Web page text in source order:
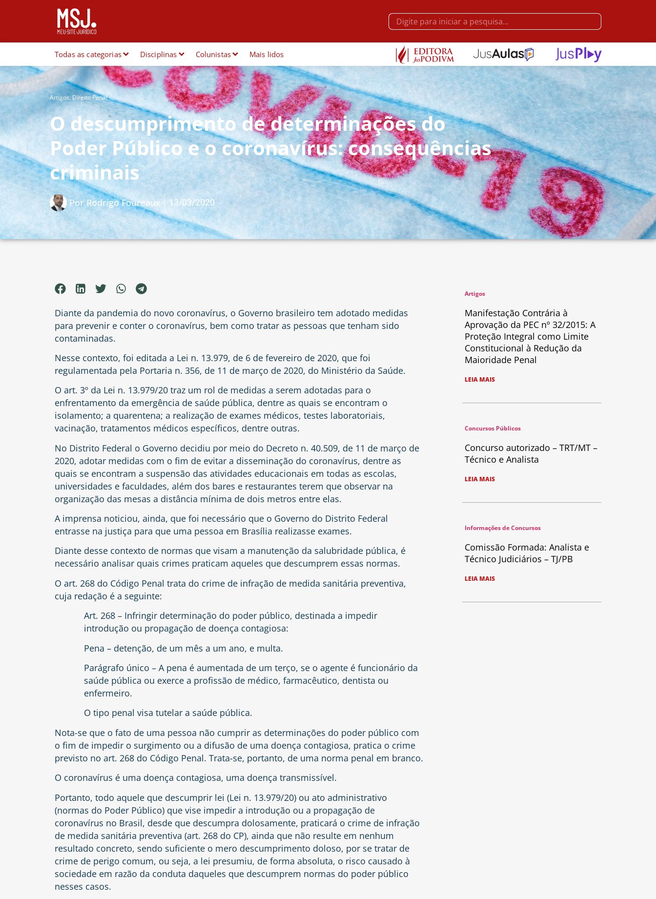
Todas as categorias Disciplinas Colunistas Mais lidos
Artigos,Direito Penal
O descumprimento de determinações do
Poder Público e o coronavírus: consequências
criminais
PorRodrigo Foureaux 13/03/2020
Diante da pandemia do novo coronavírus, o Governo brasileiro tem adotado medidas
para prevenir e conter o coronavírus, bem como tratar as pessoas que tenham sido
contaminadas.
Nesse contexto, foi editada a Lei n. 13.979, de 6 de fevereiro de 2020, que foi
regulamentada pela Portaria n. 356, de 11 de março de 2020, do Ministério da Saúde.
O art. 3º da Lei n. 13.979/20 traz um rol de medidas a serem adotadas para o
enfrentamento da emergência de saúde pública, dentre as quais se encontram o
isolamento; a quarentena; a realização de exames médicos, testes laboratoriais,
vacinação, tratamentos médicos específicos, dentre outras.
No Distrito Federal o Governo decidiu por meio do Decreto n. 40.509, de 11 de março de
2020, adotar medidas com o fim de evitar a disseminação do coronavírus, dentre as
quais se encontram a suspensão das atividades educacionais em todas as escolas,
universidades e faculdades, além dos bares e restaurantes terem que observar na
organização das mesas a distância mínima de dois metros entre elas.
A imprensa noticiou, ainda, que foi necessário que o Governo do Distrito Federal
entrasse na justiça para que uma pessoa em Brasília realizasse exames.
Diante desse contexto de normas que visam a manutenção da salubridade pública, é
necessário analisar quais crimes praticam aqueles que descumprem essas normas.
O art. 268 do Código Penal trata do crime de infração de medida sanitária preventiva,
cuja redação é a seguinte:
Art. 268 – Infringir determinação do poder público, destinada a impedir
introdução ou propagação de doença contagiosa:
Pena – detenção, de um mês a um ano, e multa.
Parágrafo único – A pena é aumentada de um terço, se o agente é funcionário da
saúde pública ou exerce a profissão de médico, farmacêutico, dentista ou
enfermeiro.
O tipo penal visa tutelar a saúde pública.
Nota-se que o fato de uma pessoa não cumprir as determinações do poder público com
o fim de impedir o surgimento ou a difusão de uma doença contagiosa, pratica o crime
previsto no art. 268 do Código Penal. Trata-se, portanto, de uma norma penal em branco.
O coronavírus é uma doença contagiosa, uma doença transmissível.
Portanto, todo aquele que descumprir lei (Lei n. 13.979/20) ou ato administrativo
(normas do Poder Público) que vise impedir a introdução ou a propagação de
coronavírus no Brasil, desde que descumpra dolosamente, praticará o crime de infração
de medida sanitária preventiva (art. 268 do CP), ainda que não resulte em nenhum
resultado concreto, sendo suficiente o mero descumprimento doloso, por se tratar de
crime de perigo comum, ou seja, a lei presumiu, de forma absoluta, o risco causado à
sociedade em razão da conduta daqueles que descumprem normas do poder público
nesses casos.
Artigos
Manifestação Contrária à
Aprovação da PEC nº 32/2015: A
Proteção Integral como Limite
Constitucional à Redução da
Maioridade Penal
LEIA MAIS
Concursos Públicos
Concurso autorizado – TRT/MT –
Técnico e Analista
LEIA MAIS
Informações de Concursos
Comissão Formada: Analista e
Técnico Judiciários – TJ/PB
LEIA MAIS